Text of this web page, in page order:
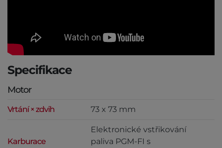
Specifikace
Motor
Vrtání × zdvih 73 x 73 mm
Karburace
Elektronické vstřikování
paliva PGM-FI s